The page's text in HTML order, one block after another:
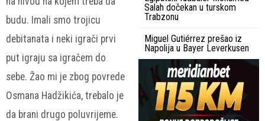
budu. Imali smo trojicu
debitanata i neki igrači prvi
put igraju sa igračem do
sebe. Žao mi je zbog povrede
Osmana Hadžikića, trebalo je
da brani drugo poluvrijeme.
Salah dočekan u turskom
Trabzonu
Miguel Gutiérrez prešao iz
Napolija u Bayer Leverkusen